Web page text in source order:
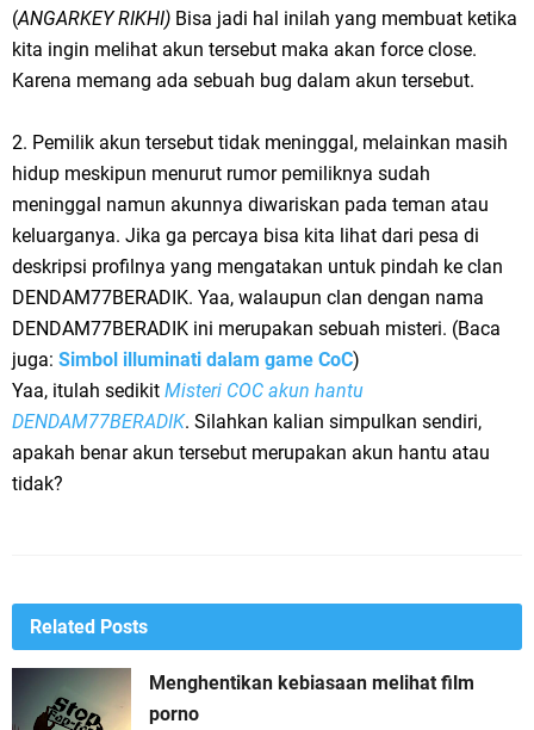
(ANGARKEY RIKHI) Bisa jadi hal inilah yang membuat ketika
kita ingin melihat akun tersebut maka akan force close.
Karena memang ada sebuah bug dalam akun tersebut.
2. Pemilik akun tersebut tidak meninggal, melainkan masih
hidup meskipun menurut rumor pemiliknya sudah
meninggal namun akunnya diwariskan pada teman atau
keluarganya. Jika ga percaya bisa kita lihat dari pesa di
deskripsi profilnya yang mengatakan untuk pindah ke clan
DENDAM77BERADIK. Yaa, walaupun clan dengan nama
DENDAM77BERADIK ini merupakan sebuah misteri. (Baca
juga: Simbol illuminati dalam game CoC)
Yaa, itulah sedikit Misteri COC akun hantu
DENDAM77BERADIK. Silahkan kalian simpulkan sendiri,
apakah benar akun tersebut merupakan akun hantu atau
tidak?
Related Posts
Menghentikan kebiasaan melihat film
porno